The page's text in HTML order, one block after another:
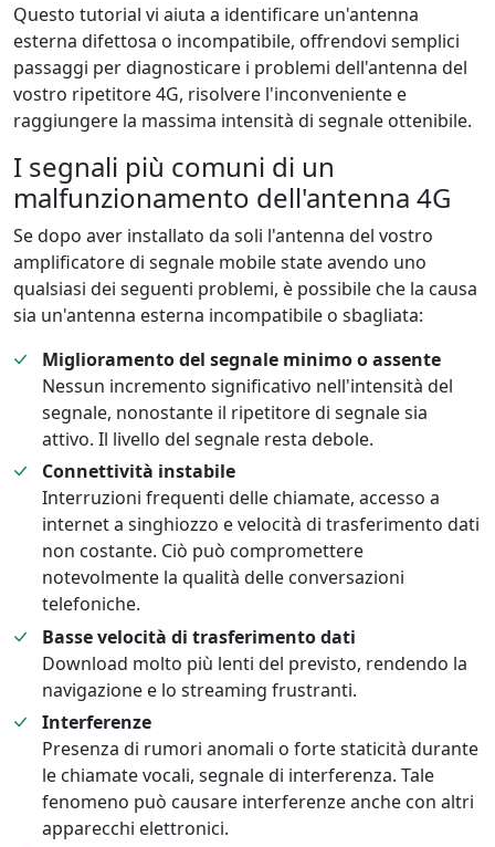
Questo tutorial vi aiuta a identificare un'antenna
esterna difettosa o incompatibile, offrendovi semplici
passaggi per diagnosticare i problemi dell'antenna del
vostro ripetitore 4G, risolvere l'inconveniente e
raggiungere la massima intensità di segnale ottenibile.
I segnali più comuni di un
malfunzionamento dell'antenna 4G
Se dopo aver installato da soli l'antenna del vostro
amplificatore di segnale mobile state avendo uno
qualsiasi dei seguenti problemi, è possibile che la causa
sia un'antenna esterna incompatibile o sbagliata:
Miglioramento del segnale minimo o assente
Nessun incremento significativo nell'intensità del
segnale, nonostante il ripetitore di segnale sia
attivo. Il livello del segnale resta debole.
Connettività instabile
Interruzioni frequenti delle chiamate, accesso a
internet a singhiozzo e velocità di trasferimento dati
non costante. Ciò può compromettere
notevolmente la qualità delle conversazioni
telefoniche.
Basse velocità di trasferimento dati
Download molto più lenti del previsto, rendendo la
navigazione e lo streaming frustranti.
Interferenze
Presenza di rumori anomali o forte staticità durante
le chiamate vocali, segnale di interferenza. Tale
fenomeno può causare interferenze anche con altri
apparecchi elettronici.